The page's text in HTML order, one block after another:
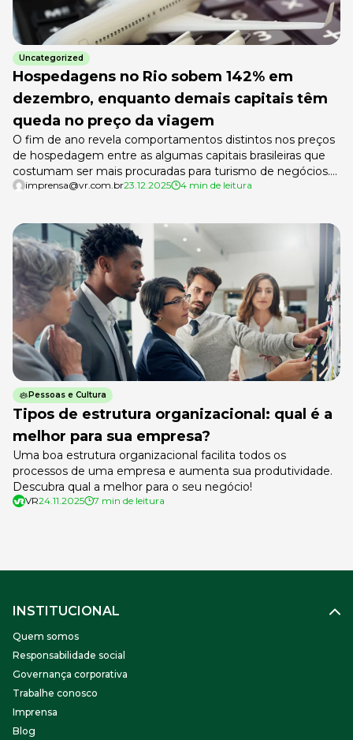
Uncategorized
Hospedagens no Rio sobem 142% em
dezembro, enquanto demais capitais têm
queda no preço da viagem
O fim de ano revela comportamentos distintos nos preços
de hospedagem entre as algumas capitais brasileiras que
costumam ser mais procuradas para turismo de negócios.
Segundo levantamento da VExpenses, uma solução VR,
Paulo, Belo Horizonte, […]
imprensa@vr.com.br23.12.2025 4 min de leitura
Pessoas e Cultura
Tipos de estrutura organizacional: qual é a
melhor para sua empresa?
Uma boa estrutura organizacional facilita todos os
processos de uma empresa e aumenta sua produtividade.
Descubra qual a melhor para o seu negócio!
VR24.11.2025 7 min de leitura
INSTITUCIONAL
Quem somos
Responsabilidade social
Governança corporativa
Trabalhe conosco
Imprensa
Blog